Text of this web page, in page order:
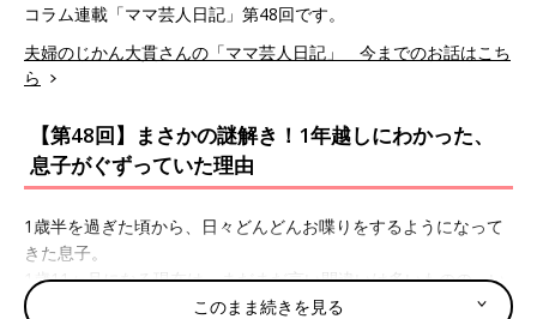
コラム連載「ママ芸人日記」第48回です。
夫婦のじかん大貫さんの「ママ芸人日記」 今までのお話はこち
ら
【第48回】まさかの謎解き！1年越しにわかった、
息子がぐずっていた理由
1歳半を過ぎた頃から、日々どんどんお喋りをするようになって
きた息子。
1歳11ヶ月になる現在は、まだまだ言い間違いは多いものの、い
ろんなことを伝えてくれるようになってきました。
このまま続きを見る